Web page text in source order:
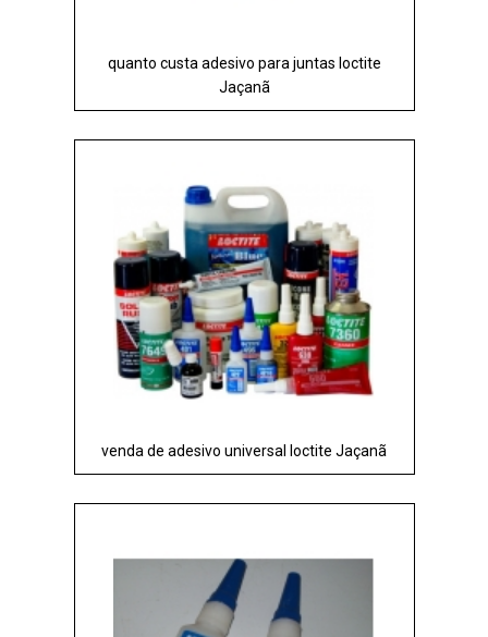
quanto custa adesivo para juntas loctite
Jaçanã
venda de adesivo universal loctite Jaçanã